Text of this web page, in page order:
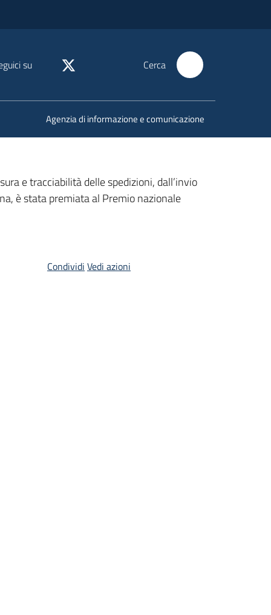
su Cerca
Agenzia di informazione e comunicazione
e tracciabilità delle spedizioni, dall’invio
è stata premiata al Premio nazionale
Condividi Vedi azioni